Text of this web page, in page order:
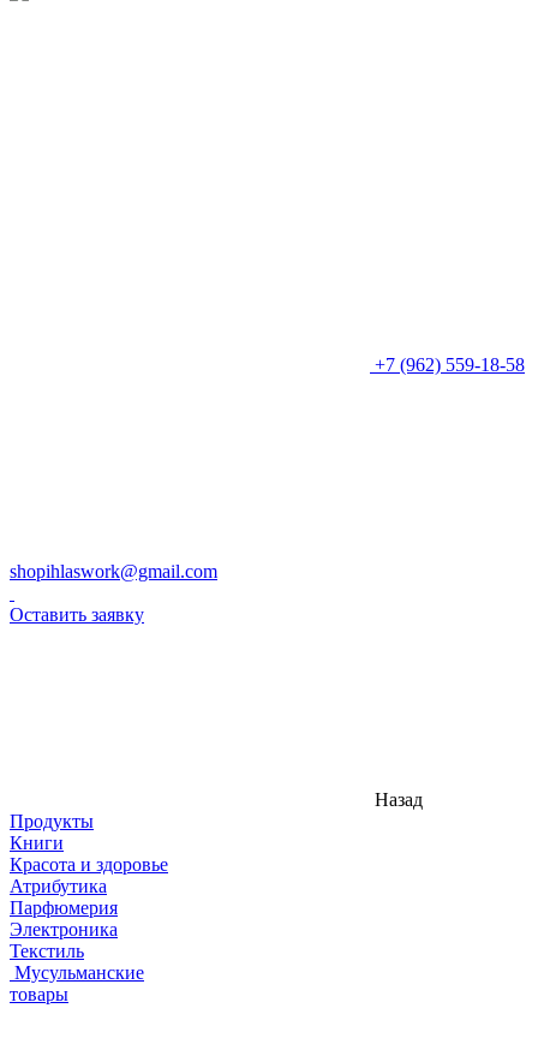
+7 (962) 559-18-58
shopihlaswork@gmail.com
Оставить заявку
Назад
Продукты
Книги
Красота и здоровье
Атрибутика
Парфюмерия
Электроника
Текстиль
Мусульманские
товары